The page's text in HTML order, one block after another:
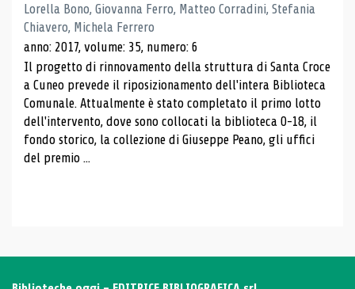
Lorella Bono, Giovanna Ferro, Matteo Corradini, Stefania
Chiavero, Michela Ferrero
anno: 2017, volume: 35, numero: 6
Il progetto di rinnovamento della struttura di Santa Croce
a Cuneo prevede il riposizionamento dell'intera Biblioteca
Comunale. Attualmente è stato completato il primo lotto
dell'intervento, dove sono collocati la biblioteca 0-18, il
fondo storico, la collezione di Giuseppe Peano, gli uffici
del premio ...